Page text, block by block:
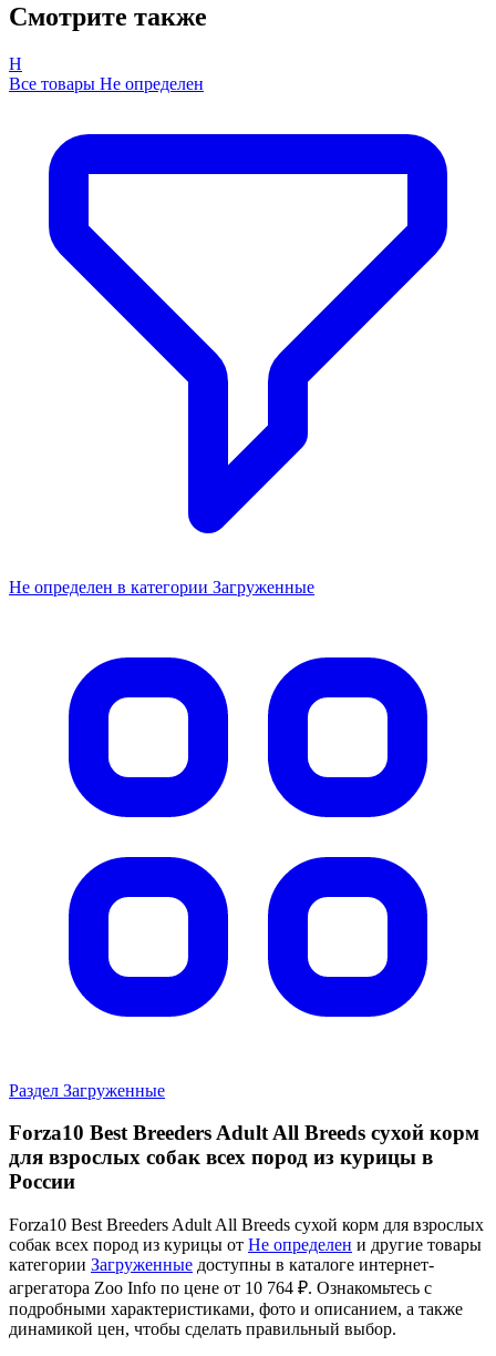
Смотрите также
Н
Все товары Не определен
Не определен в категории Загруженные
Раздел Загруженные
Forza10 Best Breeders Adult All Breeds сухой корм
для взрослых собак всех пород из курицы в
России
Forza10 Best Breeders Adult All Breeds сухой корм для взрослых
собак всех пород из курицы от Не определен и другие товары
категории Загруженные доступны в каталоге интернет-
агрегатора Zoo Info по цене от 10 764 ₽. Ознакомьтесь с
подробными характеристиками, фото и описанием, а также
динамикой цен, чтобы сделать правильный выбор.